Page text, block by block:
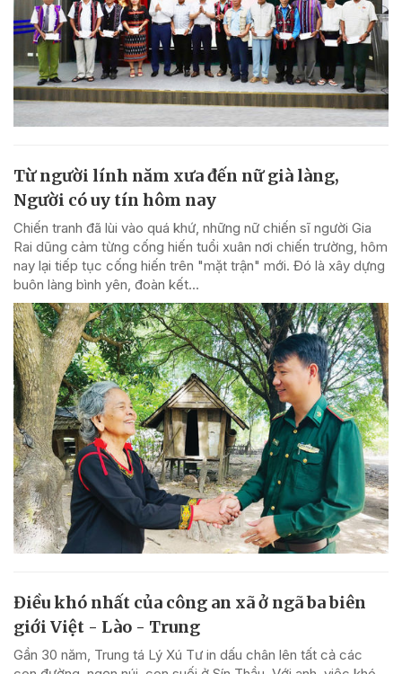
Từ người lính năm xưa đến nữ già làng,
Người có uy tín hôm nay
Chiến tranh đã lùi vào quá khứ, những nữ chiến sĩ người Gia
Rai dũng cảm từng cống hiến tuổi xuân nơi chiến trường, hôm
nay lại tiếp tục cống hiến trên "mặt trận" mới. Đó là xây dựng
buôn làng bình yên, đoàn kết...
Điều khó nhất của công an xã ở ngã ba biên
giới Việt - Lào - Trung
Gần 30 năm, Trung tá Lý Xú Tư in dấu chân lên tất cả các